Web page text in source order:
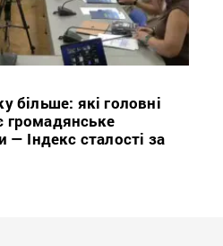
більше: які головні
громадянське
— Індекс сталості за